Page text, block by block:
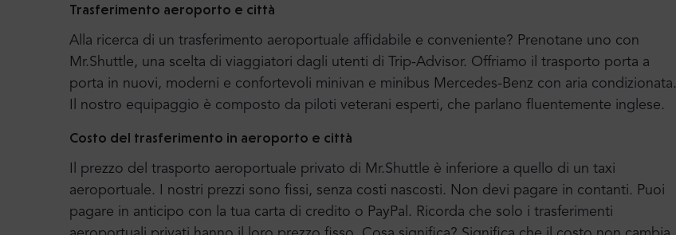
Trasferimento aeroporto e città
Alla ricerca di un trasferimento aeroportuale affidabile e conveniente? Prenotane uno con
Mr.Shuttle, una scelta di viaggiatori dagli utenti di Trip-Advisor. Offriamo il trasporto porta a
porta in nuovi, moderni e confortevoli minivan e minibus Mercedes-Benz con aria condizionata.
Il nostro equipaggio è composto da piloti veterani esperti, che parlano fluentemente inglese.
Costo del trasferimento in aeroporto e città
Il prezzo del trasporto aeroportuale privato di Mr.Shuttle è inferiore a quello di un taxi
aeroportuale. I nostri prezzi sono fissi, senza costi nascosti. Non devi pagare in contanti. Puoi
pagare in anticipo con la tua carta di credito o PayPal. Ricorda che solo i trasferimenti